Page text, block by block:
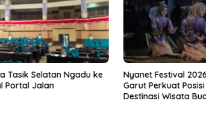
Tasik Selatan Ngadu ke
Portal Jalan
Nyanet Festival 2026
Garut Perkuat Posisi
Destinasi Wisata